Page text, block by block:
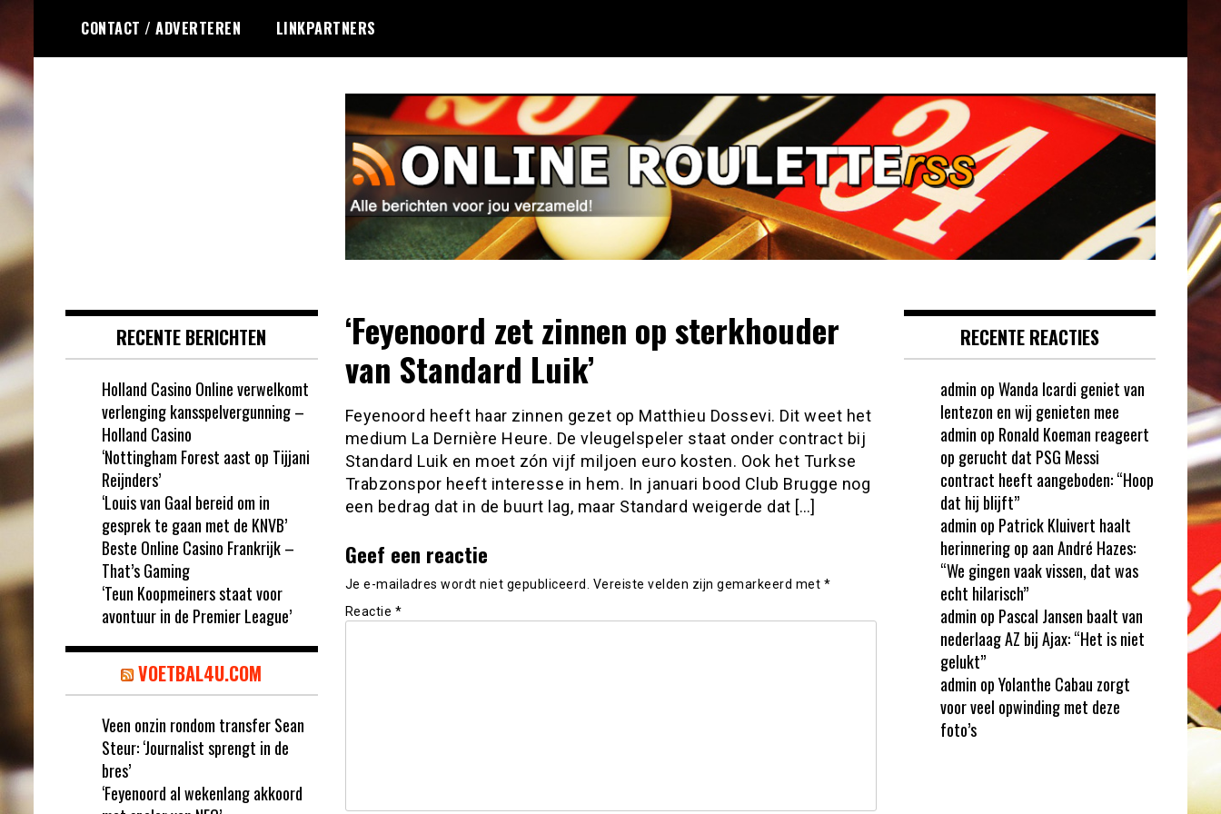
de
inhoud
CONTACT / ADVERTEREN LINKPARTNERS
‘Feyenoord zet zinnen op sterkhouder
van Standard Luik’
Feyenoord heeft haar zinnen gezet op Matthieu Dossevi. Dit weet het
medium La Dernière Heure. De vleugelspeler staat onder contract bij
Standard Luik en moet zón vijf miljoen euro kosten. Ook het Turkse
Trabzonspor heeft interesse in hem. In januari bood Club Brugge nog
een bedrag dat in de buurt lag, maar Standard weigerde dat […]
Geef een reactie
Je e-mailadres wordt niet gepubliceerd. Vereiste velden zijn gemarkeerd met *
Reactie *
RECENTE BERICHTEN
Holland Casino Online verwelkomt
verlenging kansspelvergunning –
Holland Casino
‘Nottingham Forest aast op Tijjani
Reijnders’
‘Louis van Gaal bereid om in
gesprek te gaan met de KNVB’
Beste Online Casino Frankrijk –
That’s Gaming
‘Teun Koopmeiners staat voor
avontuur in de Premier League’
VOETBAL4U.COM
Veen onzin rondom transfer Sean
Steur: ‘Journalist sprengt in de
bres’
‘Feyenoord al wekenlang akkoord
RECENTE REACTIES
admin opWanda Icardi geniet van
lentezon en wij genieten mee
admin op Ronald Koeman reageert
op gerucht dat PSG Messi
contract heeft aangeboden: “Hoop
dat hij blijft”
admin op Patrick Kluivert haalt
herinnering op aan André Hazes:
“We gingen vaak vissen, dat was
echt hilarisch”
admin op Pascal Jansen baalt van
nederlaag AZ bij Ajax: “Het is niet
gelukt”
admin opYolanthe Cabau zorgt
voor veel opwinding met deze
foto’s